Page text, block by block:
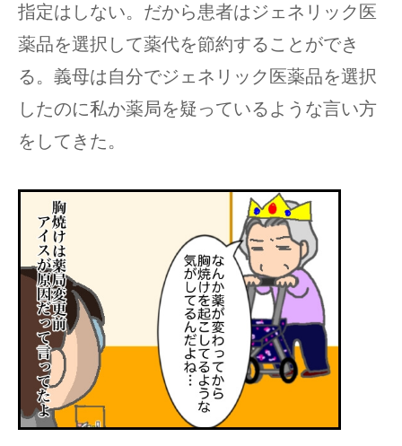
指定はしない。だから患者はジェネリック医
薬品を選択して薬代を節約することができ
る。義母は自分でジェネリック医薬品を選択
したのに私か薬局を疑っているような言い方
をしてきた。